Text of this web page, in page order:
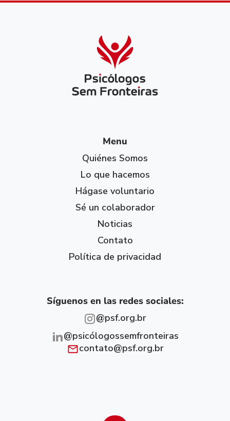
Menu
Quiénes Somos
Lo que hacemos
Hágase voluntario
Sé un colaborador
Noticias
Contato
Política de privacidad
Síguenos en las redes sociales:
@psf.org.br
@psicólogossemfronteiras
contato@psf.org.br